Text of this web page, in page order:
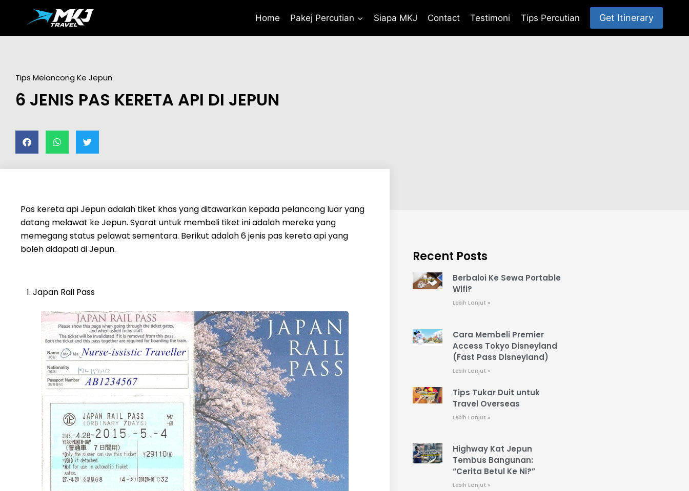
Home Pakej Percutian Siapa MKJ Contact Testimoni Tips Percutian Get Itinerary
Tips Melancong Ke Jepun
6 JENIS PAS KERETA API DI JEPUN
Pas kereta api Jepun adalah tiket khas yang ditawarkan kepada pelancong luar yang
datang melawat ke Jepun. Syarat untuk membeli tiket ini adalah mereka yang
memegang status pelawat sementara. Berikut adalah 6 jenis pas kereta api yang
boleh didapati di Jepun.
Japan Rail Pass
Recent Posts
Berbaloi Ke Sewa Portable
Wifi?
Lebih Lanjut »
Cara Membeli Premier
Access Tokyo Disneyland
(Fast Pass Disneyland)
Lebih Lanjut »
Tips Tukar Duit untuk
Travel Overseas
Lebih Lanjut »
Highway Kat Jepun
Tembus Bangunan:
“Cerita Betul Ke Ni?”
Lebih Lanjut »